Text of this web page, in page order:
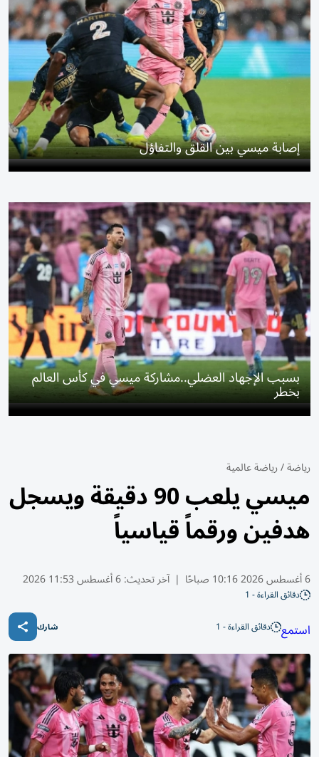
إصابة ميسي بين القلق والتفاؤل
بسبب الإجهاد العضلي..مشاركة ميسي في كأس العالم
بخطر
رياضة/رياضة عالمية
ميسي يلعب 90 دقيقة ويسجل
هدفين ورقماً قياسياً
6 أغسطس 2026 10:16 صباحًا | آخر تحديث:6 أغسطس 11:53 2026
دقائق القراءة - 1
استمع دقائق القراءة - 1 شارك